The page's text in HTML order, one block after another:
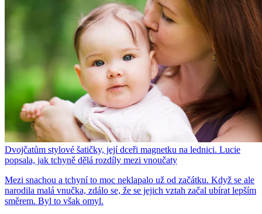
Dvojčatům stylové šatičky, její dceři magnetku na lednici. Lucie
popsala, jak tchyně dělá rozdíly mezi vnoučaty
Mezi snachou a tchyní to moc neklapalo už od začátku. Když se ale
narodila malá vnučka, zdálo se, že se jejich vztah začal ubírat lepším
směrem. Byl to však omyl.